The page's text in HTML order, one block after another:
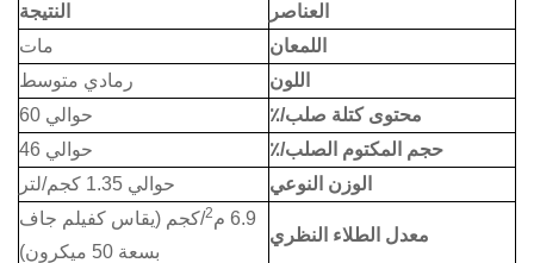
العناصر
النتيجة
اللمعان
مات
اللون
رمادي متوسط
محتوى كتلة صلب/٪
حوالي 60
حجم المكتوم الصلب/٪
حوالي 46
الوزن النوعي
حوالي 1.35 كجم/لتر
معدل الطلاء النظري
6.9 م 2/كجم (يقاس كفيلم جاف
بسعة 50 ميكرون)